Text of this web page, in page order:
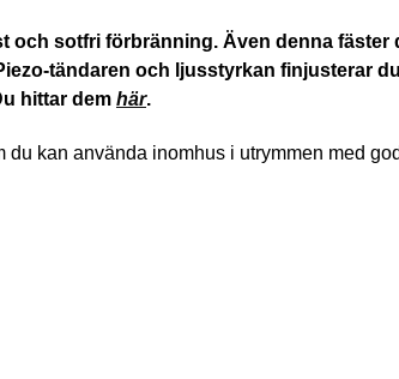
och sotfri förbränning. Även denna
tändaren och ljusstyrkan finjusterar
hittar dem här.
kan använda inomhus i utrymmen med